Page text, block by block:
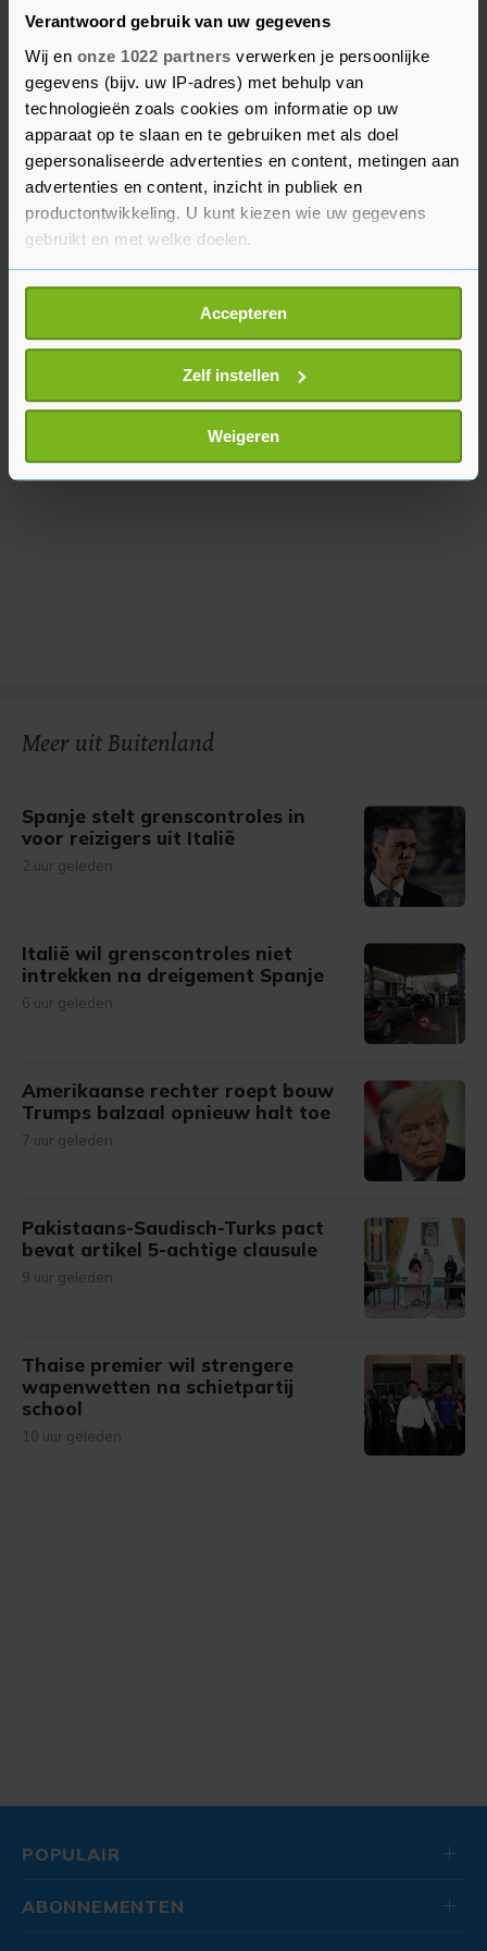
Verantwoord gebruik van uw gegevens
Wij en onze 1022 partners verwerken je persoonlijke
gegevens (bijv. uw IP-adres) met behulp van
technologieën zoals cookies om informatie op uw
apparaat op te slaan en te gebruiken met als doel
gepersonaliseerde advertenties en content, metingen aan
advertenties en content, inzicht in publiek en
productontwikkeling. U kunt kiezen wie uw gegevens
gebruikt en met welke doelen.
Als u het toestaat, willen we ook graag:
Informatie verzamelen over uw geografische
locatie, die tot een paar meter nauwkeurig kan zijn
Uw apparaat identificeren door het actief te
scannen op specifieke eigenschappen (fingerprinting)
Lees meer over hoe uw persoonlijke gegevens worden
verwerkt en stel uw voorkeuren in het
U kunt uw toestemming op elk moment wijzigen of
Accepteren
Zelf instellen
Weigeren
de epidemie. Klanten zouden lijnvluchten mijden
omdat ze niet in een afgesloten ruimte willen
zitten met honderden mensen.
Daniel Tang van MayJets verwacht echter dat ook
zijn sector niet ontkomt aan de gevolgen van de
crisis. "Nu steeds meer landen de maatregelen
aan de grenzen aanscherpen, wordt het steeds
moeilijker om te vliegen. Zelfs met privéjets."
Meer uit Buitenland
Spanje stelt grenscontroles in
voor reizigers uit Italië
2 uur geleden
Italië wil grenscontroles niet
intrekken na dreigement Spanje
6 uur geleden
Amerikaanse rechter roept bouw
Trumps balzaal opnieuw halt toe
7 uur geleden
Pakistaans-Saudisch-Turks pact
bevat artikel 5-achtige clausule
9 uur geleden
Thaise premier wil strengere
wapenwetten na schietpartij
school
10 uur geleden
POPULAIR
ABONNEMENTEN